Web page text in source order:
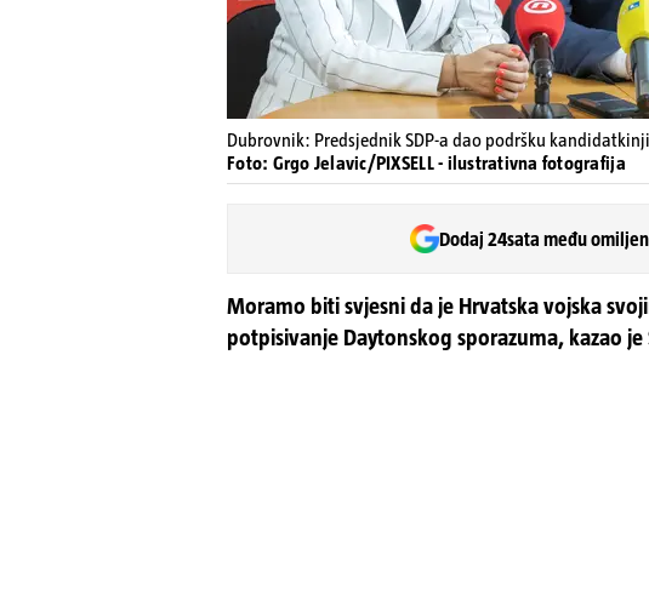
Dubrovnik: Predsjednik SDP-a dao podršku
Foto: Grgo Jelavic/PIXSELL - ilustrativna fotografija
Dodaj 24sata među
Moramo biti svjesni da je Hrvatska vojska
potpisivanje Daytonskog sporazuma, kazao je